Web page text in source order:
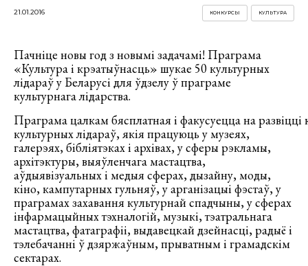
21.01.2016 КУЛЬТУРА
КОНКУРСЫ
Пачніце новы год з новымі задачамі! Праграма
«Культура і крэатыўнасць» шукае 50 культурных
лідараў у Беларусі для ўдзелу ў праграме
культурнага лідарства.
Праграма цалкам бясплатная і факусуецца на
культурных лідараў, якія працуюць у музеях,
галерэях, бібліятэках і архівах, у сферы рэкламы,
архітэктуры, выяўленчага мастацтва,
аўдыявізуальных і медыя сферах, дызайну, моды,
кіно, кампутарных гульняў, у арганізацыі фэстаў, у
праграмах захавання культурнай спадчыны, у сферах
інфармацыйных тэхналогій, музыкі, тэатральнага
мастацтва, фатаграфіі, выдавецкай дзейнасці, радыё і
тэлебачанні ў дзяржаўным, прыватным і грамадскім
сектарах.